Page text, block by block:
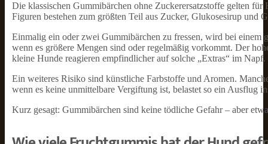
Die klassischen Gummibärchen ohne Zuckerersatzstoffe gelten
Figuren bestehen zum größten Teil aus Zucker, Glukosesirup und
Einmalig ein oder zwei Gummibärchen zu fressen, wird bei einem
wenn es größere Mengen sind oder regelmäßig vorkommt. Der
kleine Hunde reagieren empfindlicher auf solche „Extras“ im Napf.
Ein weiteres Risiko sind künstliche Farbstoffe und Aromen.
wenn es keine unmittelbare Vergiftung ist, belastet so ein Ausflug
Kurz gesagt: Gummibärchen sind keine tödliche Gefahr – aber